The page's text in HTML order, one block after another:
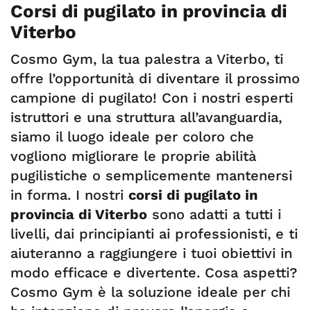
Corsi di pugilato in provincia di
Viterbo
Cosmo Gym, la tua palestra a Viterbo, ti
offre l’opportunità di diventare il prossimo
campione di pugilato! Con i nostri esperti
istruttori e una struttura all’avanguardia,
siamo il luogo ideale per coloro che
vogliono migliorare le proprie abilità
pugilistiche o semplicemente mantenersi
in forma. I nostri corsi di pugilato in
provincia di Viterbo sono adatti a tutti i
livelli, dai principianti ai professionisti, e ti
aiuteranno a raggiungere i tuoi obiettivi in
modo efficace e divertente. Cosa aspetti?
Cosmo Gym è la soluzione ideale per chi